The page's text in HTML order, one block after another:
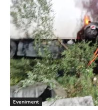
Eveniment